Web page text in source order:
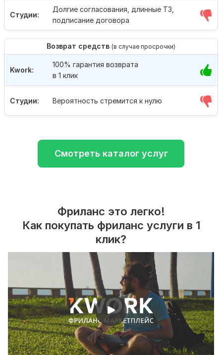
Студии:
Долгие согласования, длинные ТЗ,
подписание договора
Возврат средств (в случае просрочки)
Студии: Вероятность стремится к нулю
Kwork:
100% гарантия возврата
в 1 клик
Смотреть каталог услуг
Фриланс это легко!
Как покупать фриланс услуги в 1
клик?